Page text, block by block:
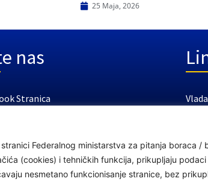
Federalnog ministarstva za pitanja boraca /
(cookies) i tehničkih funkcija, prikupljaju
nesmetano funkcionisanje stranice, bez
25 Maja, 2026
nas
Stranica